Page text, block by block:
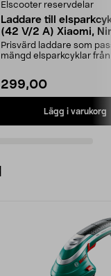
Elscooter reservdelar
Laddare till
(42 V/2 A) Xiaomi,
E-Way m.fl.
Prisvärd laddare som
mängd elsparkcyklar från
299,00
Lägg i varukorg